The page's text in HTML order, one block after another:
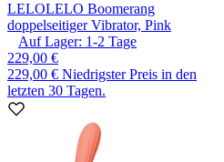
LELOLELO Boomerang
doppelseitiger Vibrator, Pink
Auf Lager: 1-2 Tage
229,00 €
229,00 € Niedrigster Preis in den
letzten 30 Tagen.